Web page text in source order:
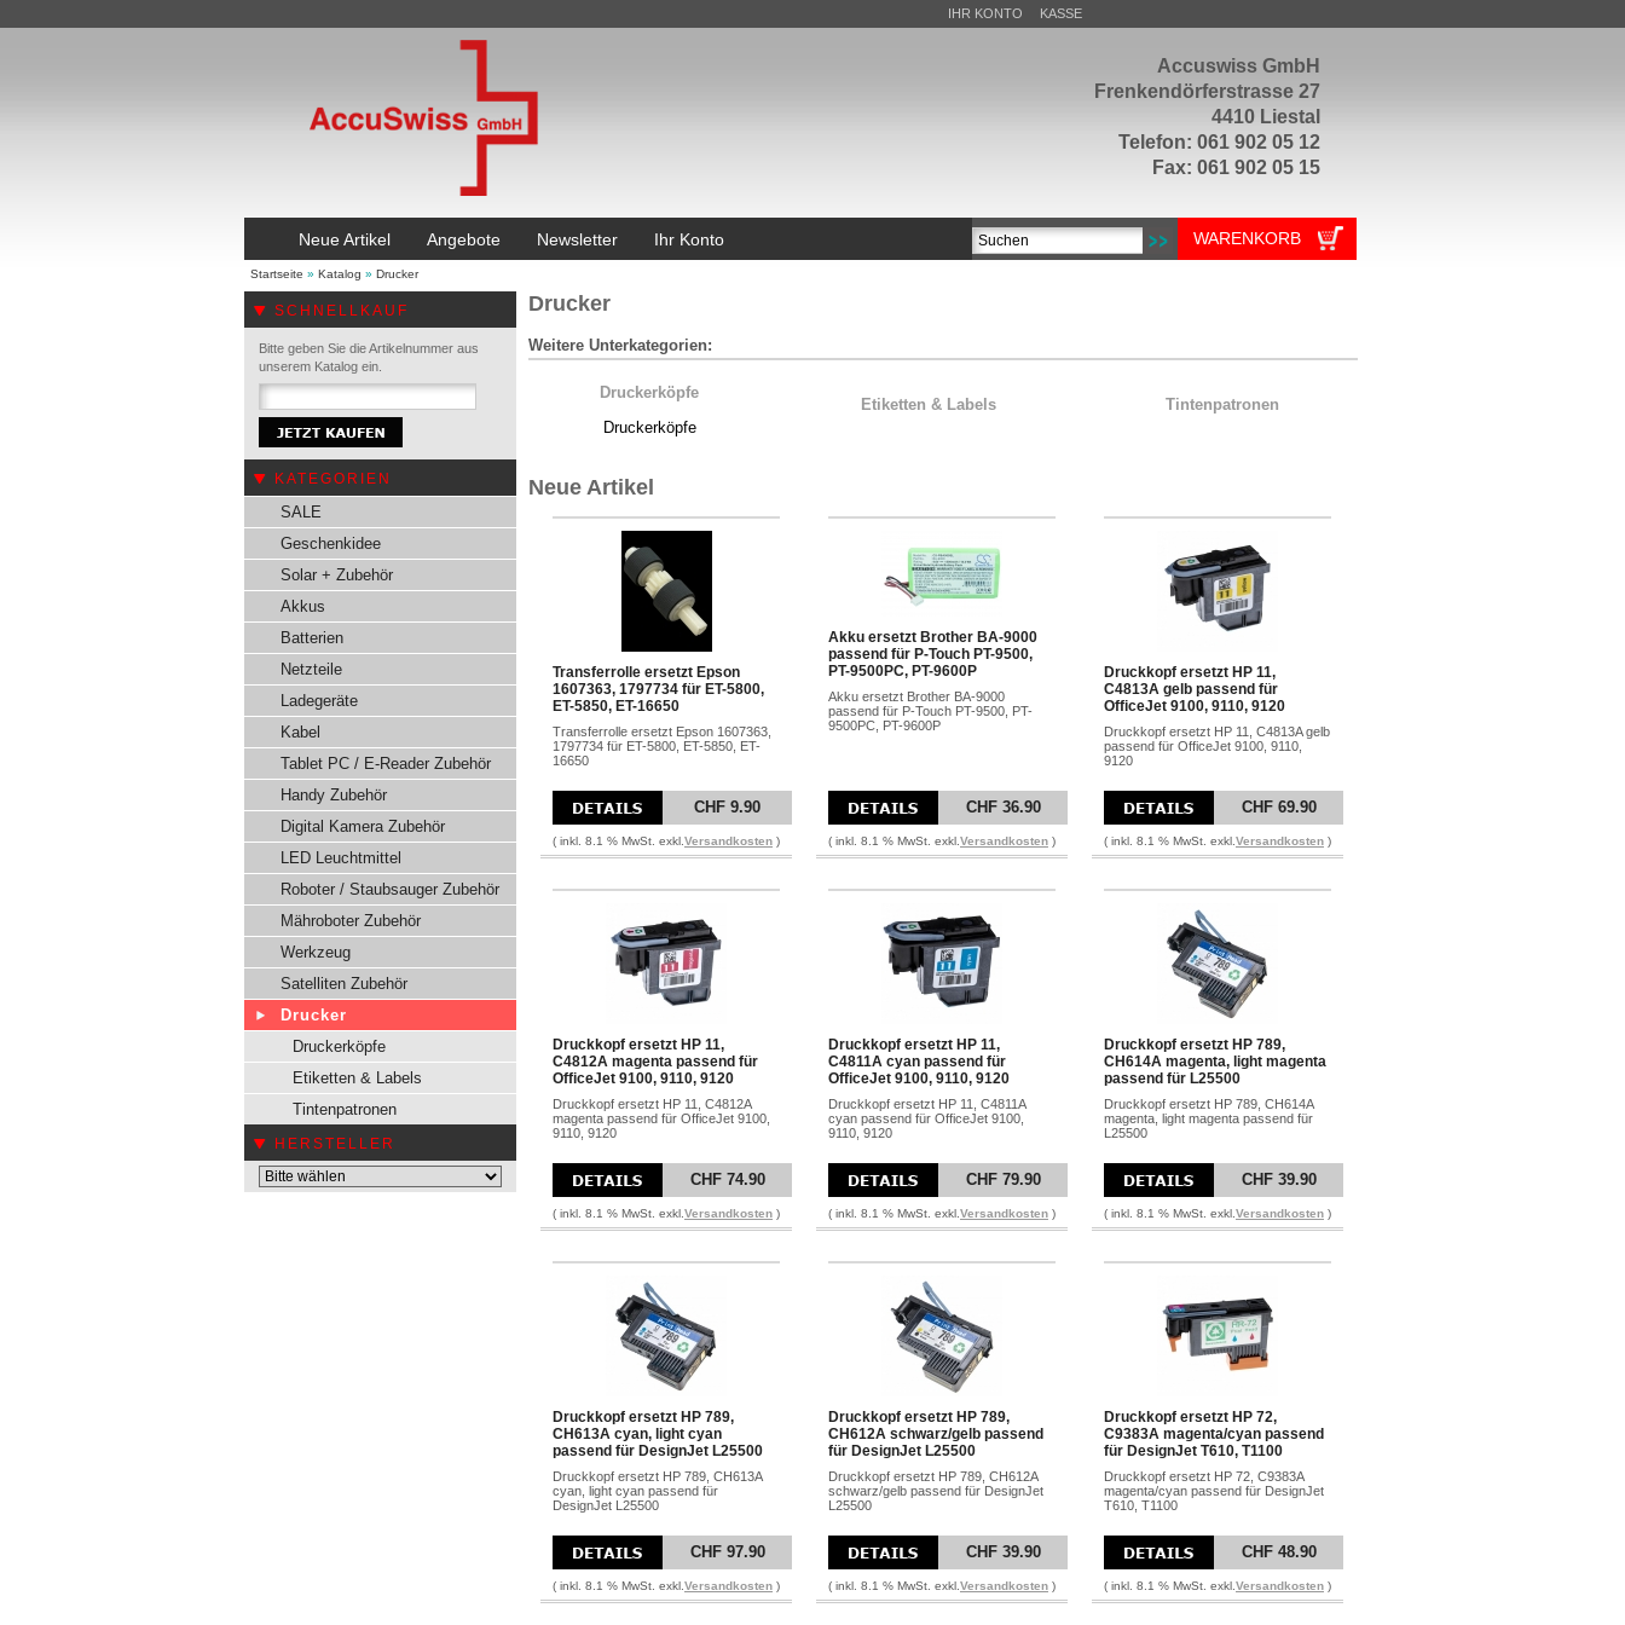
Accuswiss GmbH
Frenkendörferstrasse 27
4410 Liestal
Telefon: 061 902 05 12
Fax: 061 902 05 15
IHR KONTO KASSE
Neue Artikel Angebote Newsletter Ihr Konto WARENKORB
Startseite » Katalog » Drucker
SCHNELLKAUF
Bitte geben Sie die Artikelnummer aus
unserem Katalog ein.
KATEGORIEN
SALE
Geschenkidee
Solar + Zubehör
Akkus
Batterien
Netzteile
Ladegeräte
Kabel
Tablet PC / E-Reader Zubehör
Handy Zubehör
Digital Kamera Zubehör
LED Leuchtmittel
Roboter / Staubsauger Zubehör
Mähroboter Zubehör
Werkzeug
Satelliten Zubehör
Drucker
Druckerköpfe
Etiketten & Labels
Tintenpatronen
HERSTELLER
Drucker
Weitere Unterkategorien:
Druckerköpfe
Druckerköpfe
Etiketten & Labels Tintenpatronen
Neue Artikel
Transferrolle ersetzt Epson
1607363, 1797734 für ET-5800,
ET-5850, ET-16650
Transferrolle ersetzt Epson 1607363,
1797734 für ET-5800, ET-5850, ET-
16650
CHF 9.90
( inkl. 8.1 % MwSt. exkl. Versandkosten )
Akku ersetzt Brother BA-9000
passend für P-Touch PT-9500,
PT-9500PC, PT-9600P
Akku ersetzt Brother BA-9000
passend für P-Touch PT-9500, PT-
9500PC, PT-9600P
CHF 36.90
( inkl. 8.1 % MwSt. exkl. Versandkosten )
Druckkopf ersetzt HP 11,
C4813A gelb passend für
OfficeJet 9100, 9110, 9120
Druckkopf ersetzt HP 11, C4813A gelb
passend für OfficeJet 9100, 9110,
9120
CHF 69.90
( inkl. 8.1 % MwSt. exkl. Versandkosten )
Druckkopf ersetzt HP 11,
C4812A magenta passend für
OfficeJet 9100, 9110, 9120
Druckkopf ersetzt HP 11, C4812A
magenta passend für OfficeJet 9100,
9110, 9120
CHF 74.90
( inkl. 8.1 % MwSt. exkl. Versandkosten )
Druckkopf ersetzt HP 11,
C4811A cyan passend für
OfficeJet 9100, 9110, 9120
Druckkopf ersetzt HP 11, C4811A
cyan passend für OfficeJet 9100,
9110, 9120
CHF 79.90
( inkl. 8.1 % MwSt. exkl. Versandkosten )
Druckkopf ersetzt HP 789,
CH614A magenta, light magenta
passend für L25500
Druckkopf ersetzt HP 789, CH614A
magenta, light magenta passend für
L25500
CHF 39.90
( inkl. 8.1 % MwSt. exkl. Versandkosten )
Druckkopf ersetzt HP 789,
CH613A cyan, light cyan
passend für DesignJet L25500
Druckkopf ersetzt HP 789, CH613A
cyan, light cyan passend für
DesignJet L25500
CHF 97.90
( inkl. 8.1 % MwSt. exkl. Versandkosten )
Druckkopf ersetzt HP 789,
CH612A schwarz/gelb passend
für DesignJet L25500
Druckkopf ersetzt HP 789, CH612A
schwarz/gelb passend für DesignJet
L25500
CHF 39.90
( inkl. 8.1 % MwSt. exkl. Versandkosten )
Druckkopf ersetzt HP 72,
C9383A magenta/cyan passend
für DesignJet T610, T1100
Druckkopf ersetzt HP 72, C9383A
magenta/cyan passend für DesignJet
T610, T1100
CHF 48.90
( inkl. 8.1 % MwSt. exkl. Versandkosten )